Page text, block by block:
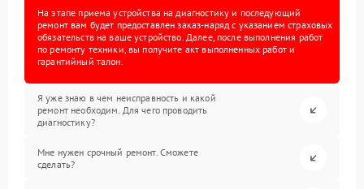
На этапе приема устройства на диагностику и последующий
ремонт вам будет предоставлен заказ-наряд с указанием страховых
обязательств на ваше устройство. Далее, после выполнения работ
по ремонту техники, вы получите акт выполненных работ и
гарантийный талон.
Я уже знаю в чем неисправность и какой
ремонт необходим. Для чего проводить
диагностику?
Мне нужен срочный ремонт. Сможете
сделать?